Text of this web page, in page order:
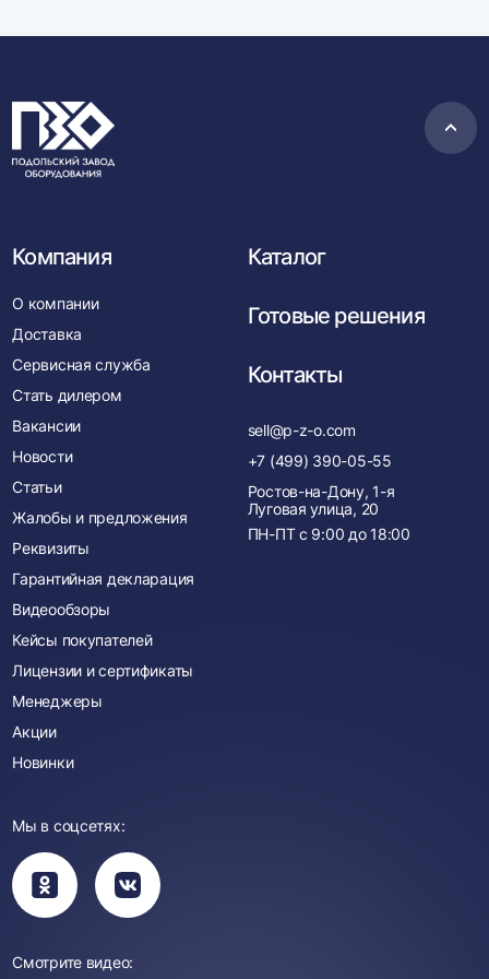
в
Компания
О компании
Доставка
Сервисная служба
Стать дилером
Вакансии
Новости
Статьи
Жалобы и предложения
Реквизиты
Гарантийная декларация
Видеообзоры
Кейсы покупателей
Лицензии и сертификаты
Менеджеры
Акции
Новинки
Каталог
Готовые решения
Контакты
sell@p-z-o.com
+7 (499) 390-05-55
Ростов-на-Дону, 1-я
Луговая улица, 20
ПН-ПТ с 9:00 до 18:00
Мы в соцсетях:
Вы
перейдете
в
группу
Вы
перейдете
в
группу
Смотрите видео: